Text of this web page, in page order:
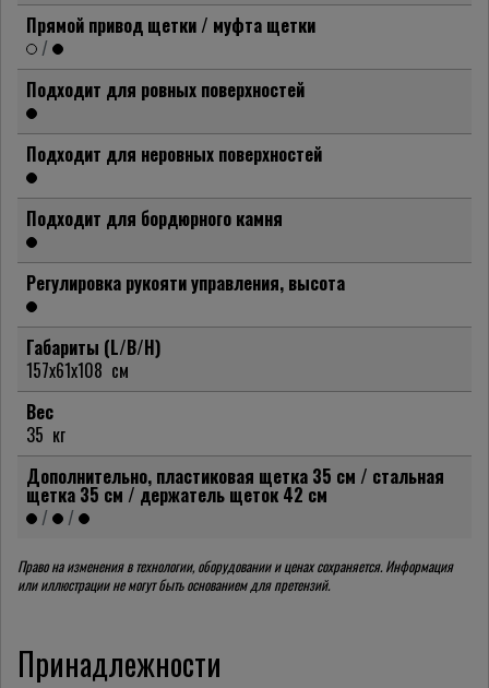
Прямой привод щетки / муфта щетки
/
Подходит для ровных поверхностей
Подходит для неровных поверхностей
Подходит для бордюрного камня
Регулировка рукояти управления, высота
Габариты (L/B/H)
157x61x108 см
Вес
35 кг
Дополнительно, пластиковая щетка 35 см / стальная
щетка 35 см / держатель щеток 42 см
/
/
Право на изменения в технологии, оборудовании и ценах сохраняется. Информация
или иллюстрации не могут быть основанием для претензий.
Принадлежности